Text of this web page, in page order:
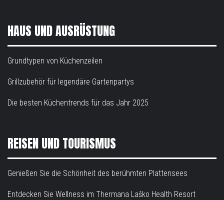
HAUS UND AUSRÜSTUNG
Grundtypen von Küchenzeilen
Grillzubehör für legendäre Gartenpartys
Die besten Küchentrends für das Jahr 2025
REISEN UND TOURISMUS
Genießen Sie die Schönheit des berühmten Plattensees
Entdecken Sie Wellness im Thermana Laško Health Resort